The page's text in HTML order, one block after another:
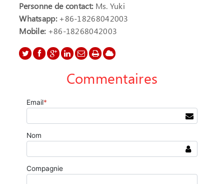
Personne de contact: Ms. Yuki
Whatsapp:+86-18268042003
Mobile: +86-18268042003
Commentaires